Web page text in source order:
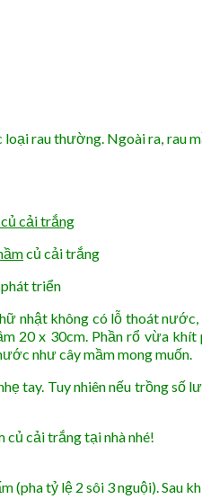
rau thường. Ngoài ra, rau
củ cải trắng
triển
nhật không có lỗ thoát
20 x 30cm. Phần rổ vừa
như cây mầm mong muốn.
tay. Tuy nhiên nếu trồng
củ cải trắng tại nhà nhé!
tỷ lệ 2 sôi 3 nguội). Sau